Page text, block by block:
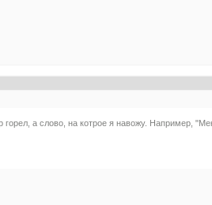
а слово, на котрое я навожу. Например,